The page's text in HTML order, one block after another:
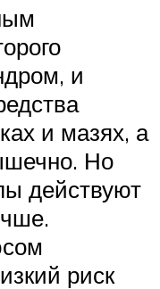
и
и мазях, а
Но
действуют
риск